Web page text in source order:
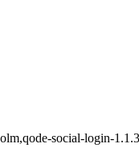
social-login-